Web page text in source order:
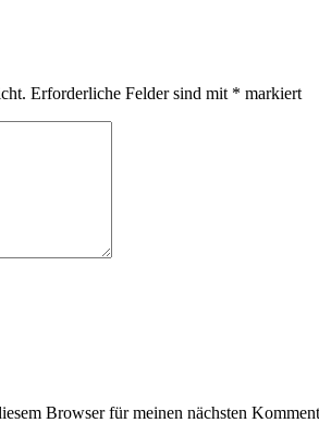
Erforderliche Felder sind mit * markiert
Browser für meinen nächsten